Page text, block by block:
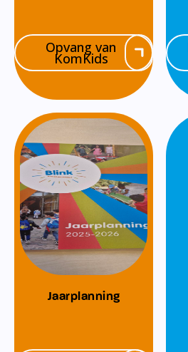
Opvang van
KomKids
Jaarplanning